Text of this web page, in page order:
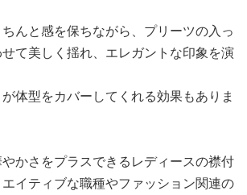
んと感を保ちながら、プリーツの入っ
て美しく揺れ、エレガントな印象を演
体型をカバーしてくれる効果もありま
かさをプラスできるレディースの襟付
イティブな職種やファッション関連の